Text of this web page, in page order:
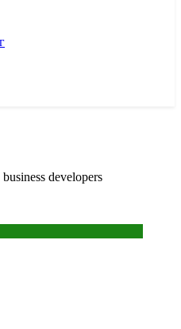
developers